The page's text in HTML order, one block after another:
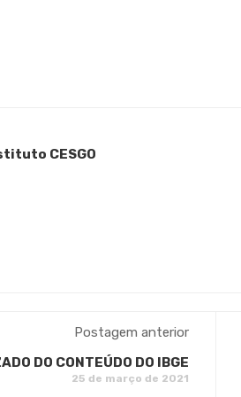
CESGO
Postagem anterior
DO CONTEÚDO DO IBGE
25 de março de 2021